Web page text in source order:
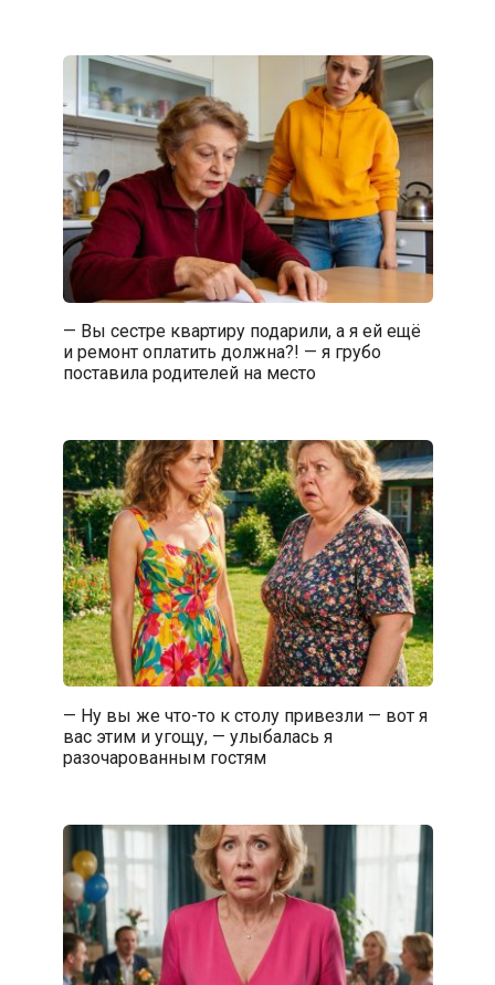
— Вы сестре квартиру подарили, а я ей ещё
и ремонт оплатить должна?! — я грубо
поставила родителей на место
— Ну вы же что-то к столу привезли — вот я
вас этим и угощу, — улыбалась я
разочарованным гостям